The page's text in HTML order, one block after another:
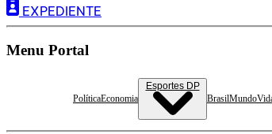
EXPEDIENTE
Menu Portal
PolíticaEconomia
Esportes DP
BrasilMundo